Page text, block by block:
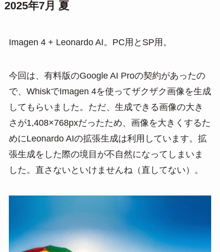
2025年7月 夏
Imagen 4 + Leonardo AI。PC用とSP用。
今回は、有料版のGoogle AI Proの契約があったの
で、WhiskでImagen 4を使ってザクザク画像を生成
してもらいました。ただ、生成できる画像の大き
さが1,408×768pxだったため、画像を大きくするた
めにLeonardo AIの拡張生成は利用しています。拡
張生成をした際の境目が不自然になってしまいま
した。直さないといけませんね（直してない）。